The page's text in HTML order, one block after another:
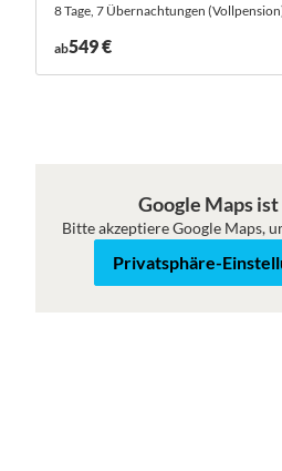
8 Tage, 7 Übernachtungen
ab549 €
Karte Satellit
Google Maps
Bitte akzeptiere Google Maps,
Privatsphäre-